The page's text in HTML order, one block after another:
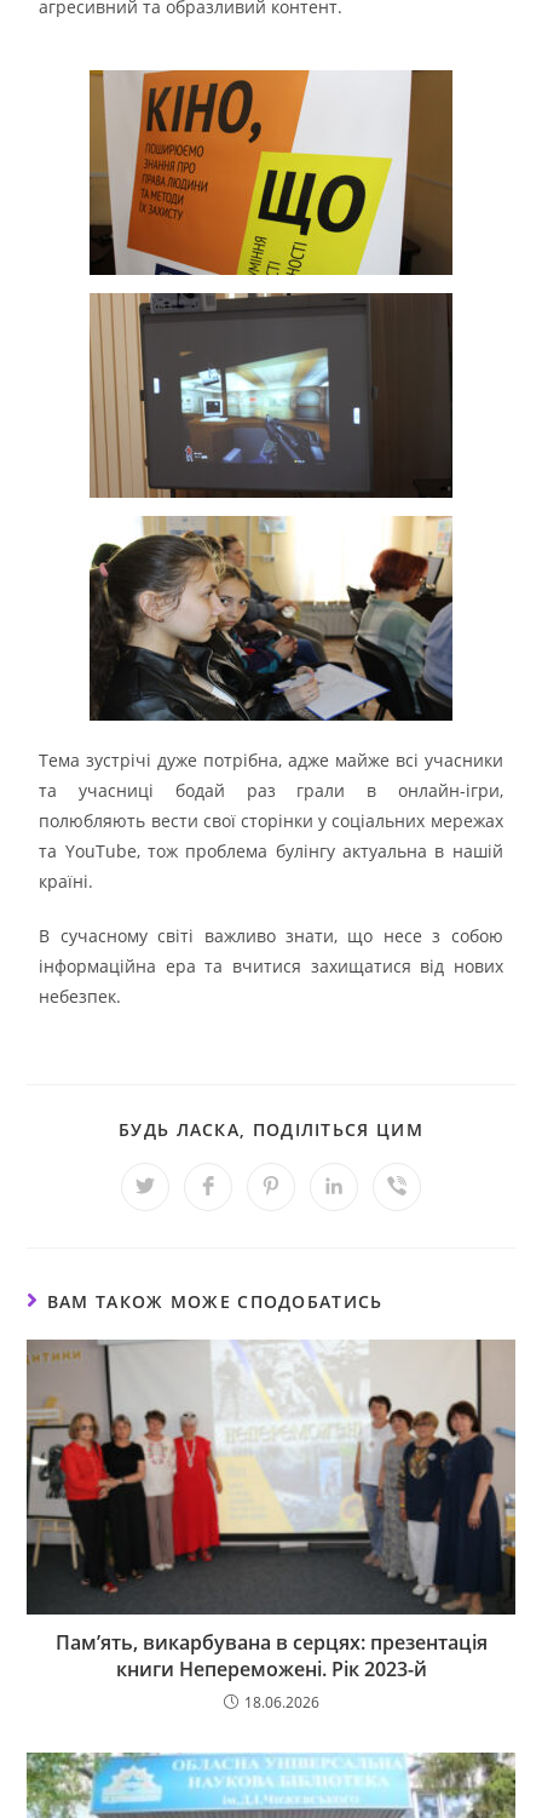
агресивний та образливий контент.
Тема зустрічі дуже потрібна, адже майже всі учасники
та учасниці бодай раз грали в онлайн-ігри,
полюбляють вести свої сторінки у соціальних мережах
та YouTube, тож проблема булінгу актуальна в нашій
країні.
В сучасному світі важливо знати, що несе з собою
інформаційна ера та вчитися захищатися від нових
небезпек.
БУДЬ ЛАСКА, ПОДІЛІТЬСЯ ЦИМ
ВАМ ТАКОЖ МОЖЕ СПОДОБАТИСЬ
Пам’ять, викарбувана в серцях: презентація
книги Непереможені. Рік 2023-й
18.06.2026